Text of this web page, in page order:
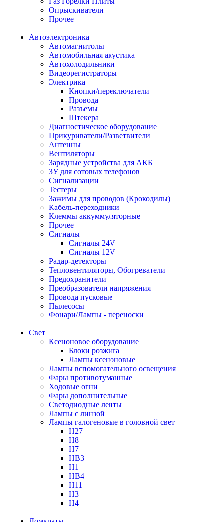
Опрыскиватели
Прочее
Автоэлектроника
Автомагнитолы
Автомобильная акустика
Автохолодильники
Видеорегистраторы
Электрика
Кнопки/переключатели
Провода
Разъемы
Штекера
Диагностическое оборудование
Прикуриватели/Разветвители
Антенны
Вентиляторы
Зарядные устройства для АКБ
ЗУ для сотовых телефонов
Сигнализации
Тестеры
Зажимы для проводов (Крокодилы)
Кабель-переходники
Клеммы аккуммуляторные
Прочее
Сигналы
Сигналы 24V
Сигналы 12V
Радар-детекторы
Тепловентиляторы, Обогреватели
Предохранители
Преобразователи напряжения
Провода пусковые
Пылесосы
Фонари/Лампы - переноски
Свет
Ксеноновое оборудование
Блоки розжига
Лампы ксеноновые
Лампы вспомогательного освещения
Фары противотуманные
Ходовые огни
Фары дополнительные
Светодиодные ленты
Лампы с линзой
Лампы галогеновые в головной свет
H27
H8
H7
HB3
H1
HB4
H11
H3
H4